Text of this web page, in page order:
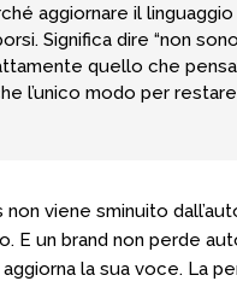
aggiornare il linguaggio
Significa dire “non
quello che
l’unico modo per
non viene sminuito
E un brand non perde
la sua voce. La